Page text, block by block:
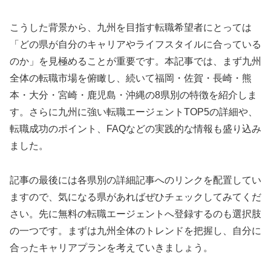
こうした背景から、九州を目指す転職希望者にとっては
「どの県が自分のキャリアやライフスタイルに合っている
のか」を見極めることが重要です。本記事では、まず九州
全体の転職市場を俯瞰し、続いて福岡・佐賀・長崎・熊
本・大分・宮崎・鹿児島・沖縄の8県別の特徴を紹介しま
す。さらに九州に強い転職エージェントTOP5の詳細や、
転職成功のポイント、FAQなどの実践的な情報も盛り込み
ました。
記事の最後には各県別の詳細記事へのリンクを配置してい
ますので、気になる県があればぜひチェックしてみてくだ
さい。先に無料の転職エージェントへ登録するのも選択肢
の一つです。まずは九州全体のトレンドを把握し、自分に
合ったキャリアプランを考えていきましょう。